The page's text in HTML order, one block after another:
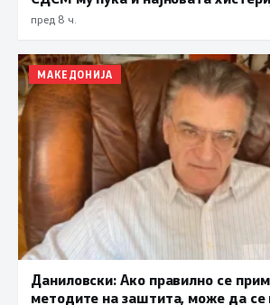
прифаќање на француски предлог
пред 8 ч.
МАКЕДОНИЈА
Даниловски: Ако правилно се
методите на заштита, може да се